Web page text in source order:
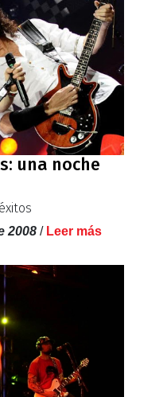
una noche
2008 / Leer más